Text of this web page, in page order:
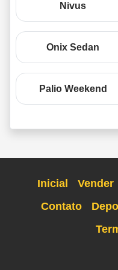
Nivus
Onix Sedan
Palio Weekend
Inicial Vender
Contato